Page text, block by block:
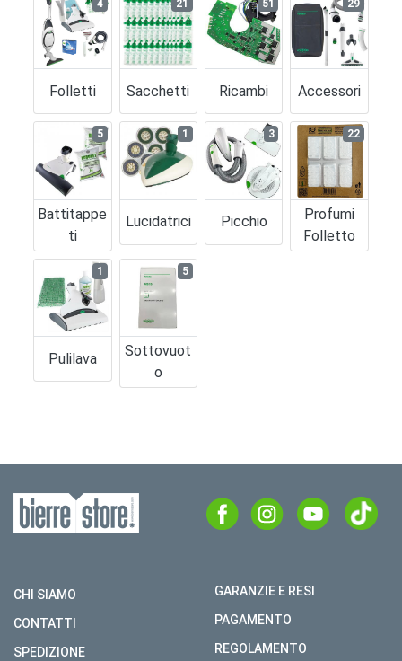
Folletti
4
Sacchetti
21
Ricambi
51
Accessori
29
Battitappe
Ti
5
Lucidatrici
1
Picchio
3
Profumi
Folletto
22
Pulilava
1
Sottovuot
O
5
CHI SIAMO
CONTATTI
SPEDIZIONE
GARANZIE E RESI
PAGAMENTO
REGOLAMENTO